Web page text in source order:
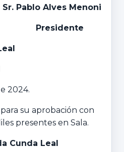
Sr. Pablo Alves Menoni
Presidente
2024.
su aprobación con
presentes en Sala.
Cunda Leal